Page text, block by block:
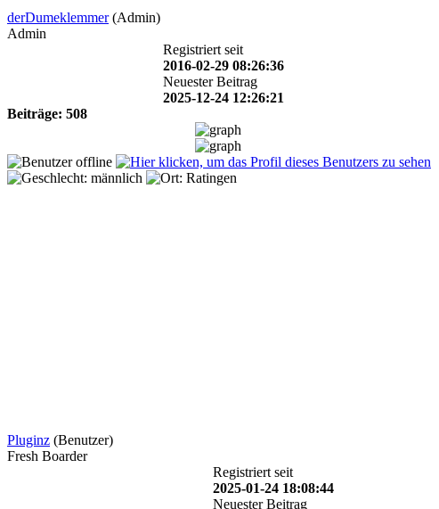
derDumeklemmer (Admin)
Admin
Registriert seit
2016-02-29 08:26:36
Neuester Beitrag
2025-12-24 12:26:21
Beiträge: 508
Pluginz (Benutzer)
Fresh Boarder
Registriert seit
2025-01-24 18:08:44
Neuester Beitrag